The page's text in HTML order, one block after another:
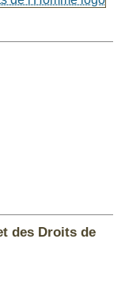
des Droits de